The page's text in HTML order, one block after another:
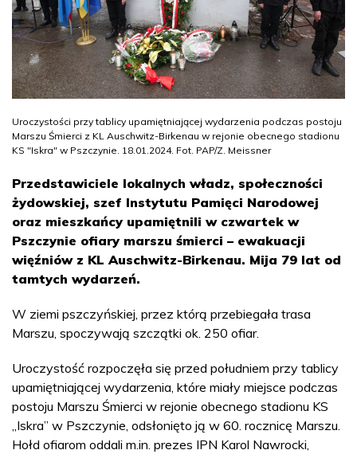
Uroczystości przy tablicy upamiętniającej wydarzenia podczas postoju
Marszu Śmierci z KL Auschwitz-Birkenau w rejonie obecnego stadionu
KS "Iskra" w Pszczynie. 18.01.2024. Fot. PAP/Z. Meissner
Przedstawiciele lokalnych władz, społeczności
żydowskiej, szef Instytutu Pamięci Narodowej
oraz mieszkańcy upamiętnili w czwartek w
Pszczynie ofiary marszu śmierci – ewakuacji
więźniów z KL Auschwitz-Birkenau. Mija 79 lat od
tamtych wydarzeń.
W ziemi pszczyńskiej, przez którą przebiegała trasa
Marszu, spoczywają szczątki ok. 250 ofiar.
Uroczystość rozpoczęła się przed południem przy tablicy
upamiętniającej wydarzenia, które miały miejsce podczas
postoju Marszu Śmierci w rejonie obecnego stadionu KS
„Iskra” w Pszczynie, odsłonięto ją w 60. rocznicę Marszu.
Hołd ofiarom oddali m.in. prezes IPN Karol Nawrocki,